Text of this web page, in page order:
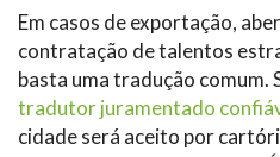
Em casos de exportação,
contratação de talentos
basta uma tradução comum.
tradutor juramentado
cidade será aceito por